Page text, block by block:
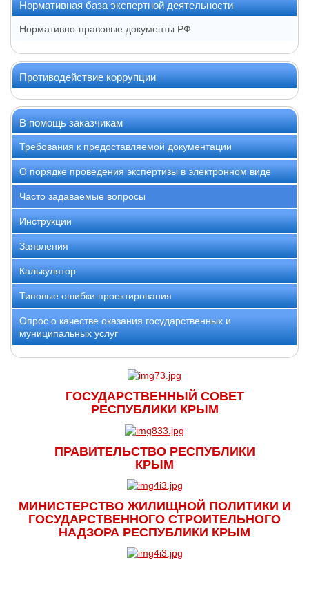
Нормативная база экспертной деятельности
Нормативно-правовые документы РФ
Противодействие коррупции
В помощь заказчикам
Требования к предоставляемой документации
О порядке проведения экспертизы в электронном виде
Часто задаваемые вопросы
Инструкции
Заявления
Калькулятор
Типовые ошибки проектирования
Опрос о качестве оказания государственных и
муниципальных услуг
ГОСУДАРСТВЕННЫЙ СОВЕТ
РЕСПУБЛИКИ КРЫМ
ПРАВИТЕЛЬСТВО РЕСПУБЛИКИ
КРЫМ
МИНИСТЕРСТВО ЖИЛИЩНОЙ ПОЛИТИКИ И
ГОСУДАРСТВЕННОГО СТРОИТЕЛЬНОГО
НАДЗОРА РЕСПУБЛИКИ КРЫМ